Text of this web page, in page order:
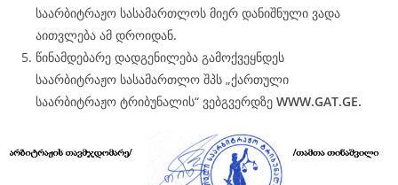
საარბიტრაჟო სასამართლოს მიერ დანიშნული ვადა
აითვლება ამ დროიდან.
წინამდებარე დადგენილება გამოქვეყნდეს
საარბიტრაჟო სასამართლო შპს „ქართული
საარბიტრაჟო ტრიბუნალის“ ვებგვერდზე WWW.GAT.GE.